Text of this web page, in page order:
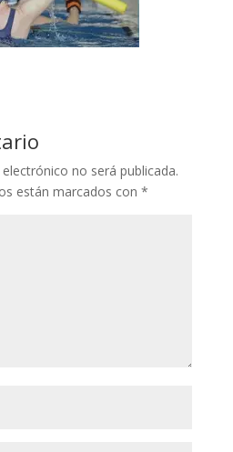
no será publicada.
están marcados con *